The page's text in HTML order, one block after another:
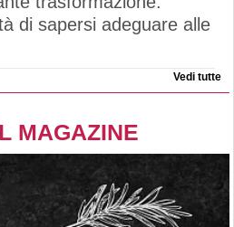
di sapersi adeguare alle
Vedi tutte
MAGAZINE